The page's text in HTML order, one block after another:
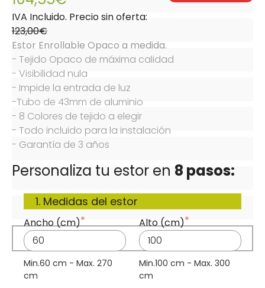
de clientes
IVA Incluido. Precio sin oferta:
123,00€
Estor Enrollable Opaco a medida.
- Tejido Opaco de máxima calidad
- Visibilidad nula
- Impide la entrada de luz
-Tubo de 43mm de aluminio
- 8 Colores de tejido a elegir
- Todo incluido para la instalación
- Garantía de 3 años
Personaliza tu estor en 8 pasos:
1. Medidas del estor
Ancho (cm)
Min.60 cm - Max. 270
cm
Alto (cm)
Min.100 cm - Max. 300
cm